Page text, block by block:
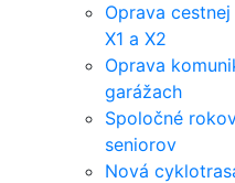
Oprava
X1 a X2
Oprava
garážach
Spoločné
seniorov
Nová